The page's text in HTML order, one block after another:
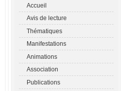
Accueil
Avis de lecture
Thématiques
Manifestations
Animations
Association
Publications